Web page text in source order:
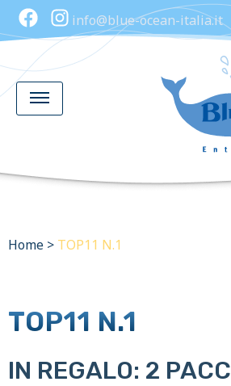
info@blue-ocean-italia.it
Home > TOP11 N.1
TOP11 N.1
IN REGALO: 2